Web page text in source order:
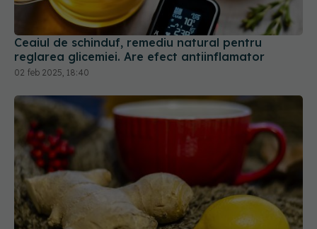
Ceaiul de schinduf, remediu natural pentru
reglarea glicemiei. Are efect antiinflamator
02 feb 2025, 18:40